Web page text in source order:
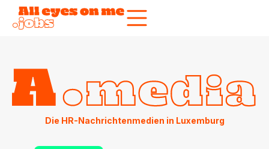
Die HR-Nachrichtenmedien in Luxemburg